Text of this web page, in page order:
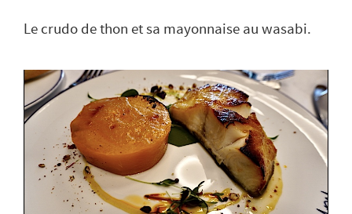
Le crudo de thon et sa mayonnaise au wasabi.